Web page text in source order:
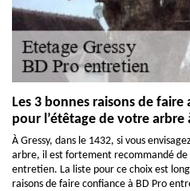
Les 3 bonnes raisons de
pour l’étêtage de votre arbre
À Gressy, dans le 1432, si vous
arbre, il est fortement recommandé de
entretien. La liste pour ce choix est
raisons de faire confiance à BD Pro